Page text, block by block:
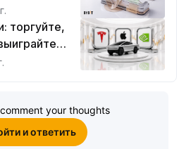
торгуйте,
your thoughts
и ответить